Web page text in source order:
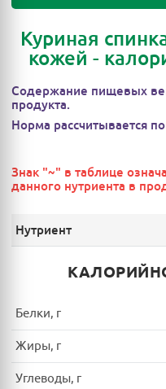
Куриная
кожей -
Содержание пищевых
продукта.
Норма рассчитывается
Знак "~" в таблице
данного нутриента в
Нутриент
Белки, г
Жиры, г
Углеводы, г